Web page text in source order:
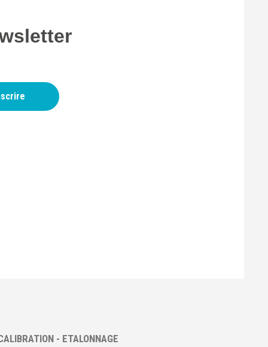
- ETALONNAGE